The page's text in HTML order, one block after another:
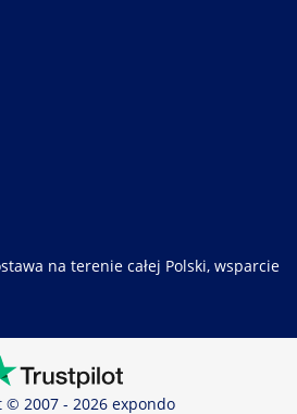
na terenie całej Polski, wsparcie
© 2007 - 2026 expondo